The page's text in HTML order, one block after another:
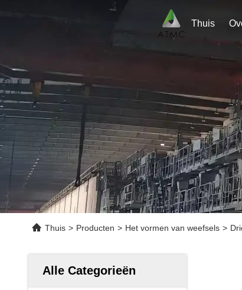
Thuis
Thuis > Producten > Het vormen van weefsels >
Alle Categorieën